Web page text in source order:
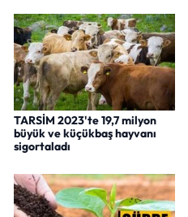
TARSİM 2023'te 19,7 milyon
büyük ve küçükbaş hayvanı
sigortaladı